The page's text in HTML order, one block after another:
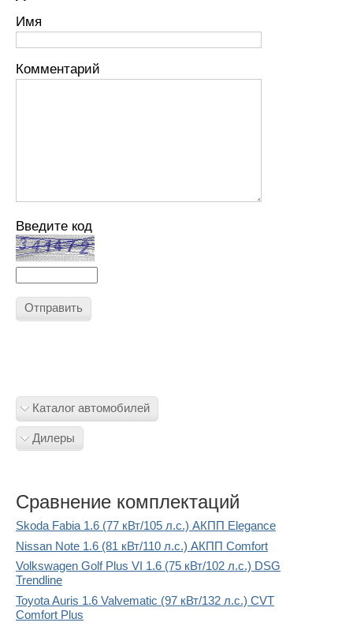
Имя
Комментарий
Введите код
Отправить
Каталог автомобилей
Дилеры
Сравнение комплектаций
Skoda Fabia 1.6 (77 кВт/105 л.с.) АКПП Elegance
Nissan Note 1.6 (81 кВт/110 л.с.) АКПП Comfort
Volkswagen Golf Plus VI 1.6 (75 кВт/102 л.с.) DSG
Trendline
Toyota Auris 1.6 Valvematic (97 кВт/132 л.с.) CVT
Comfort Plus